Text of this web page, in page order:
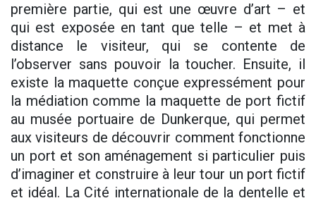
première partie, qui est une œuvre d’art – et
qui est exposée en tant que telle – et met à
distance le visiteur, qui se contente de
l’observer sans pouvoir la toucher. Ensuite, il
existe la maquette conçue expressément pour
la médiation comme la maquette de port fictif
au musée portuaire de Dunkerque, qui permet
aux visiteurs de découvrir comment fonctionne
un port et son aménagement si particulier puis
d’imaginer et construire à leur tour un port fictif
et idéal. La Cité internationale de la dentelle et